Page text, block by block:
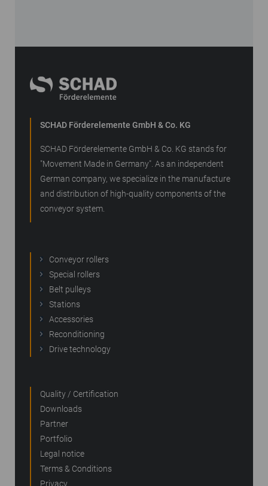
SCHAD Förderelemente GmbH & Co. KG
SCHAD Förderelemente GmbH & Co. KG stands for
"Movement Made in Germany". As an independent
German company, we specialize in the manufacture
and distribution of high-quality components of the
conveyor system.
Conveyor rollers
Special rollers
Belt pulleys
Stations
Accessories
Reconditioning
Drive technology
Quality / Certification
Downloads
Partner
Portfolio
Legal notice
Terms & Conditions
Privacy